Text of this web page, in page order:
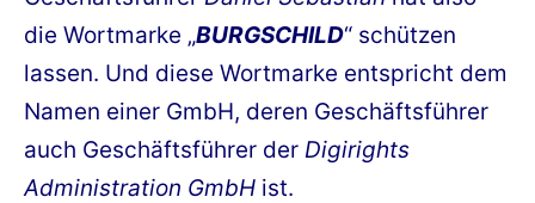
die Wortmarke „BURGSCHILD“ schützen
lassen. Und diese Wortmarke entspricht dem
Namen einer GmbH, deren Geschäftsführer
auch Geschäftsführer der Digirights
Administration GmbH ist.